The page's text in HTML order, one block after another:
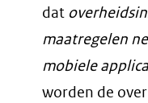
dat
maatregelen
mobiele
worden de